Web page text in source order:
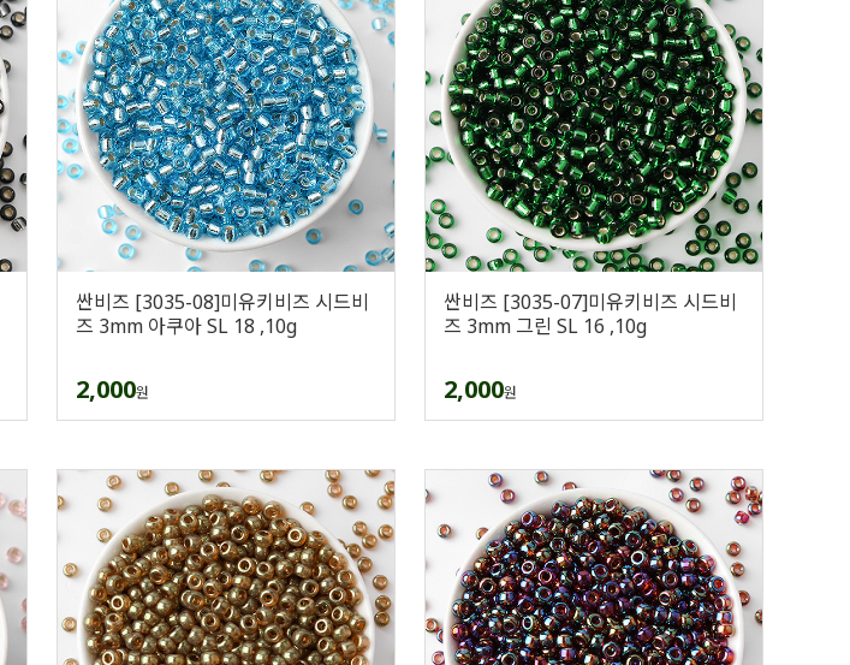
싼비즈 [3035-08]미유키비즈 시드비
즈 3mm 아쿠아 SL 18 ,10g
2,000원
싼비즈 [3035-07]미유키비즈 시드비
즈 3mm 그린 SL 16 ,10g
2,000원